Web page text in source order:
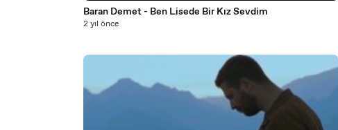
Baran Demet - Ben Lisede Bir Kız Sevdim
2 yıl önce